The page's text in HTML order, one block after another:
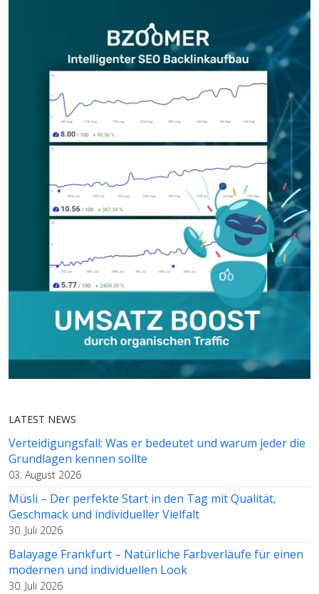
LATEST NEWS
Verteidigungsfall: Was er bedeutet und warum jeder die
Grundlagen kennen sollte
03. August 2026
Müsli – Der perfekte Start in den Tag mit Qualität,
Geschmack und individueller Vielfalt
30. Juli 2026
Balayage Frankfurt – Natürliche Farbverläufe für einen
modernen und individuellen Look
30. Juli 2026